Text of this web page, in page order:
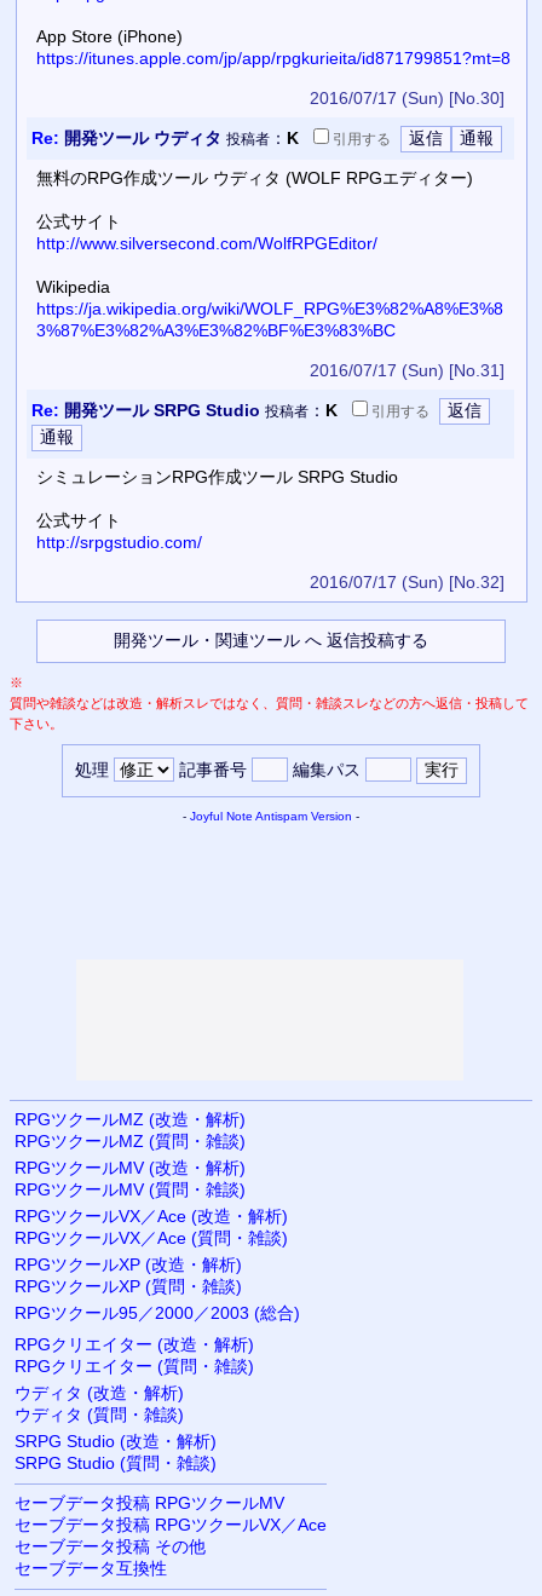
App Store (iPhone)
https://itunes.apple.com/jp/app/rpgkurieita/id871799851?mt=8
2016/07/17 (Sun) [No.30]
Re: 開発ツール ウディタ 投稿者： K 引用する
無料のRPG作成ツール ウディタ (WOLF RPGエディター)
公式サイト
http://www.silversecond.com/WolfRPGEditor/
Wikipedia
https://ja.wikipedia.org/wiki/WOLF_RPG%E3%82%A8%E3%8
3%87%E3%82%A3%E3%82%BF%E3%83%BC
2016/07/17 (Sun) [No.31]
Re: 開発ツール SRPG Studio 投稿者： K 引用する
シミュレーションRPG作成ツール SRPG Studio
公式サイト
http://srpgstudio.com/
2016/07/17 (Sun) [No.32]
※
質問や雑談などは改造・解析スレではなく、質問・雑談スレなどの方へ返信・投稿して
下さい。
処理 記事番号 編集パス
- Joyful Note Antispam Version -
RPGツクールMZ (改造・解析)
RPGツクールMZ (質問・雑談)
RPGツクールMV (改造・解析)
RPGツクールMV (質問・雑談)
RPGツクールVX／Ace (改造・解析)
RPGツクールVX／Ace (質問・雑談)
RPGツクールXP (改造・解析)
RPGツクールXP (質問・雑談)
RPGツクール95／2000／2003 (総合)
RPGクリエイター (改造・解析)
RPGクリエイター (質問・雑談)
ウディタ (改造・解析)
ウディタ (質問・雑談)
SRPG Studio (改造・解析)
SRPG Studio (質問・雑談)
セーブデータ投稿 RPGツクールMV
セーブデータ投稿 RPGツクールVX／Ace
セーブデータ投稿 その他
セーブデータ互換性